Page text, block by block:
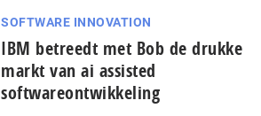
SOFTWARE INNOVATION
IBM betreedt met Bob de drukke
markt van ai assisted
softwareontwikkeling